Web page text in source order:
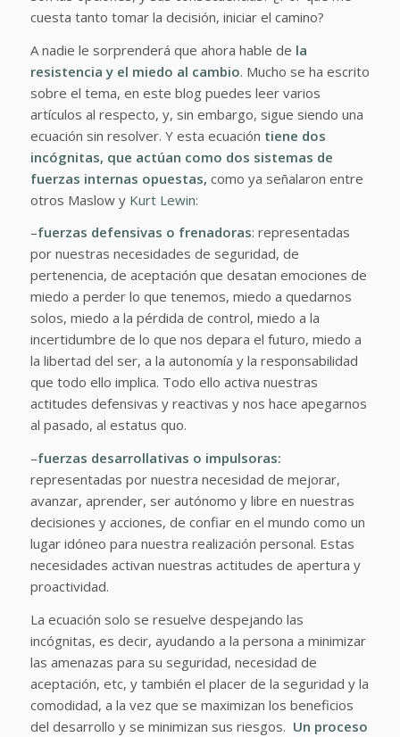
cuesta tanto tomar la decisión, iniciar el camino?
A nadie le sorprenderá que ahora hable de la
resistencia y el miedo al cambio. Mucho se ha escrito
sobre el tema, en este blog puedes leer varios
artículos al respecto, y, sin embargo, sigue siendo una
ecuación sin resolver. Y esta ecuación tiene dos
incógnitas, que actúan como dos sistemas de
fuerzas internas opuestas, como ya señalaron entre
otros Maslow y Kurt Lewin:
–fuerzas defensivas o frenadoras: representadas
por nuestras necesidades de seguridad, de
pertenencia, de aceptación que desatan emociones de
miedo a perder lo que tenemos, miedo a quedarnos
solos, miedo a la pérdida de control, miedo a la
incertidumbre de lo que nos depara el futuro, miedo a
la libertad del ser, a la autonomía y la responsabilidad
que todo ello implica. Todo ello activa nuestras
actitudes defensivas y reactivas y nos hace apegarnos
al pasado, al estatus quo.
–fuerzas desarrollativas o impulsoras:
representadas por nuestra necesidad de mejorar,
avanzar, aprender, ser autónomo y libre en nuestras
decisiones y acciones, de confiar en el mundo como un
lugar idóneo para nuestra realización personal. Estas
necesidades activan nuestras actitudes de apertura y
proactividad.
La ecuación solo se resuelve despejando las
incógnitas, es decir, ayudando a la persona a minimizar
las amenazas para su seguridad, necesidad de
aceptación, etc, y también el placer de la seguridad y la
comodidad, a la vez que se maximizan los beneficios
del desarrollo y se minimizan sus riesgos. Un proceso